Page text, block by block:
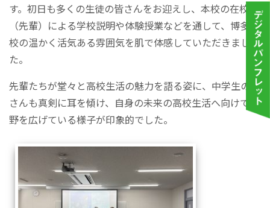
す。初日も多くの生徒の皆さんをお迎えし、本校の在校生
（先輩）による学校説明や体験授業などを通して、博多高
校の温かく活気ある雰囲気を肌で体感していただきまし
た。
先輩たちが堂々と高校生活の魅力を語る姿に、中学生の皆
さんも真剣に耳を傾け、自身の未来の高校生活へ向けて視
野を広げている様子が印象的でした。